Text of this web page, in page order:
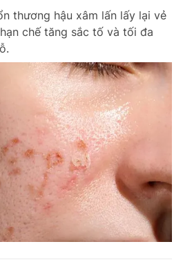
thương hậu xâm lấn lấy lại vẻ
chế tăng sắc tố và tối đa